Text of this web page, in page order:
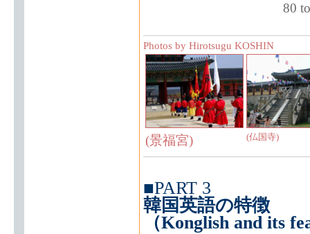
80
Photos by Hirotsugu KOSHIN
(景福宮) (仏国寺)
■PART 3
韓国英語の特徴
（Konglish and its